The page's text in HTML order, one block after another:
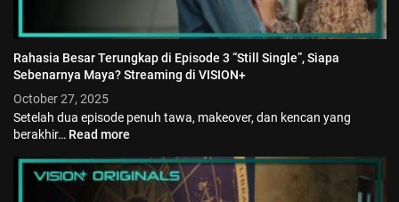
Rahasia Besar Terungkap di Episode 3 “Still Single”, Siapa
Sebenarnya Maya? Streaming di VISION+
October 27, 2025
Setelah dua episode penuh tawa, makeover, dan kencan yang
berakhir… Read more